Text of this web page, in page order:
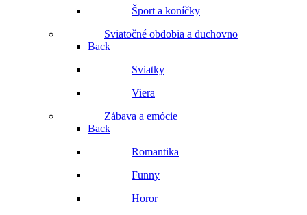
Šport a koníčky
Sviatočné obdobia a duchovno
Back
Sviatky
Viera
Zábava a emócie
Back
Romantika
Funny
Horor